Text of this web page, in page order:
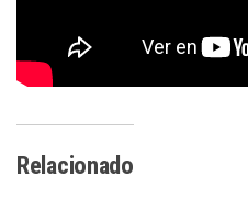
Relacionado